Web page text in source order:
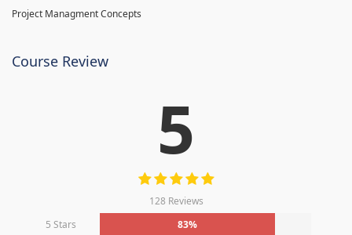
Project Managment Concepts
Course Review
5
128 Reviews
5 Stars
83%